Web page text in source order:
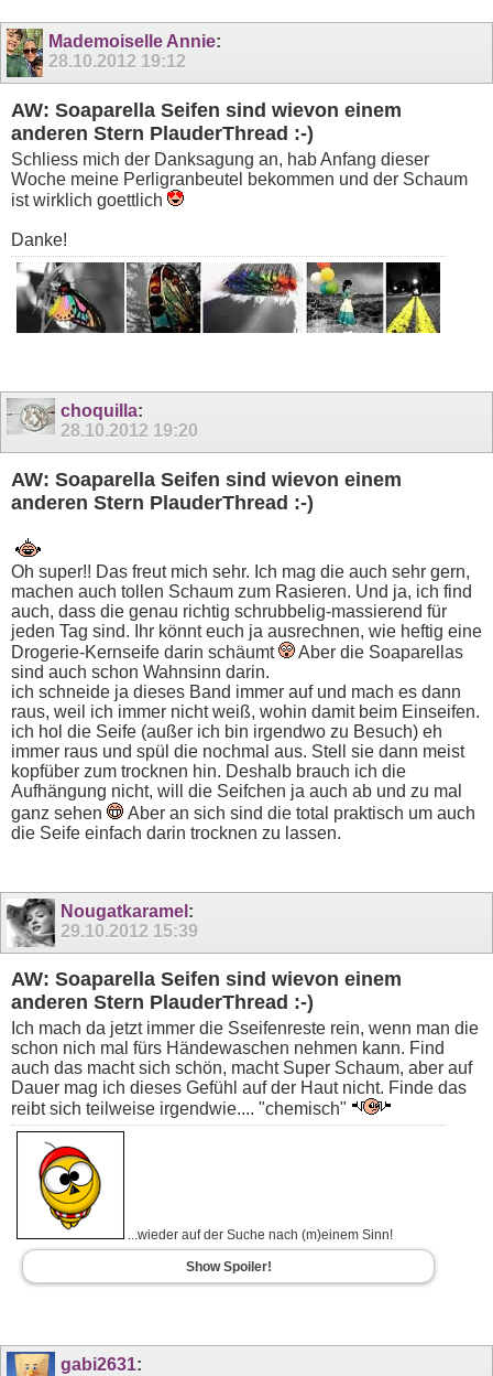
Mademoiselle Annie:
28.10.2012 19:12
AW: Soaparella Seifen sind wievon einem
anderen Stern PlauderThread :-)
Schliess mich der Danksagung an, hab Anfang dieser
Woche meine Perligranbeutel bekommen und der Schaum
ist wirklich goettlich
Danke!
choquilla:
28.10.2012 19:20
AW: Soaparella Seifen sind wievon einem
anderen Stern PlauderThread :-)
Oh super!! Das freut mich sehr. Ich mag die auch sehr gern,
machen auch tollen Schaum zum Rasieren. Und ja, ich find
auch, dass die genau richtig schrubbelig-massierend für
jeden Tag sind. Ihr könnt euch ja ausrechnen, wie heftig eine
Drogerie-Kernseife darin schäumt
Aber die Soaparellas
sind auch schon Wahnsinn darin.
ich schneide ja dieses Band immer auf und mach es dann
raus, weil ich immer nicht weiß, wohin damit beim Einseifen.
ich hol die Seife (außer ich bin irgendwo zu Besuch) eh
immer raus und spül die nochmal aus. Stell sie dann meist
kopfüber zum trocknen hin. Deshalb brauch ich die
Aufhängung nicht, will die Seifchen ja auch ab und zu mal
ganz sehen
Aber an sich sind die total praktisch um auch
die Seife einfach darin trocknen zu lassen.
Nougatkaramel :
29.10.2012 15:39
AW: Soaparella Seifen sind wievon einem
anderen Stern PlauderThread :-)
Ich mach da jetzt immer die Sseifenreste rein, wenn man die
schon nich mal fürs Händewaschen nehmen kann. Find
auch das macht sich schön, macht Super Schaum, aber auf
Dauer mag ich dieses Gefühl auf der Haut nicht. Finde das
reibt sich teilweise irgendwie.... "chemisch"
...wieder auf der Suche nach (m)einem Sinn!
Show Spoiler!
gabi2631: